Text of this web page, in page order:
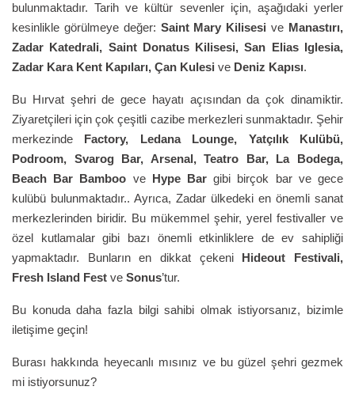
bulunmaktadır. Tarih ve kültür sevenler için, aşağıdaki yerler
kesinlikle görülmeye değer: Saint Mary Kilisesi ve Manastırı,
Zadar Katedrali, Saint Donatus Kilisesi, San Elias Iglesia,
Zadar Kara Kent Kapıları, Çan Kulesi ve Deniz Kapısı.
Bu Hırvat şehri de gece hayatı açısından da çok dinamiktir.
Ziyaretçileri için çok çeşitli cazibe merkezleri sunmaktadır. Şehir
merkezinde Factory, Ledana Lounge, Yatçılık Kulübü,
Podroom, Svarog Bar, Arsenal, Teatro Bar, La Bodega,
Beach Bar Bamboo ve Hype Bar gibi birçok bar ve gece
kulübü bulunmaktadır.. Ayrıca, Zadar ülkedeki en önemli sanat
merkezlerinden biridir. Bu mükemmel şehir, yerel festivaller ve
özel kutlamalar gibi bazı önemli etkinliklere de ev sahipliği
yapmaktadır. Bunların en dikkat çekeni Hideout Festivali,
Fresh Island Fest ve Sonus’tur.
Bu konuda daha fazla bilgi sahibi olmak istiyorsanız, bizimle
iletişime geçin!
Burası hakkında heyecanlı mısınız ve bu güzel şehri gezmek
mi istiyorsunuz?